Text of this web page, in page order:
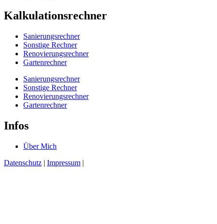
Kalkulationsrechner
Sanierungsrechner
Sonstige Rechner
Renovierungsrechner
Gartenrechner
Sanierungsrechner
Sonstige Rechner
Renovierungsrechner
Gartenrechner
Infos
Über Mich
Datenschutz | Impressum |